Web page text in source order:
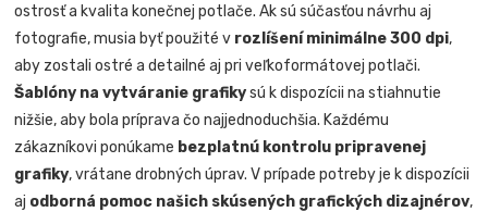
ostrosť a kvalita konečnej potlače. Ak sú súčasťou návrhu aj
fotografie, musia byť použité v rozlíšení minimálne 300 dpi,
aby zostali ostré a detailné aj pri veľkoformátovej potlači.
Šablóny na vytváranie grafikysú k dispozícii na stiahnutie
nižšie, aby bola príprava čo najjednoduchšia. Každému
zákazníkovi ponúkame bezplatnú kontrolu pripravenej
grafiky, vrátane drobných úprav. V prípade potreby je k dispozícii
aj odborná pomoc našich skúsených grafických dizajnérov,